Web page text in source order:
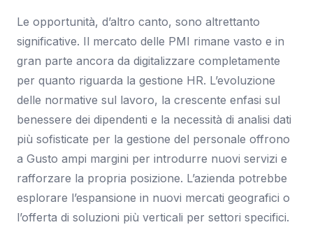
Le opportunità, d’altro canto, sono altrettanto
significative. Il mercato delle PMI rimane vasto e in
gran parte ancora da digitalizzare completamente
per quanto riguarda la gestione HR. L’evoluzione
delle normative sul lavoro, la crescente enfasi sul
benessere dei dipendenti e la necessità di analisi dati
più sofisticate per la gestione del personale offrono
a Gusto ampi margini per introdurre nuovi servizi e
rafforzare la propria posizione. L’azienda potrebbe
esplorare l’espansione in nuovi mercati geografici o
l’offerta di soluzioni più verticali per settori specifici.